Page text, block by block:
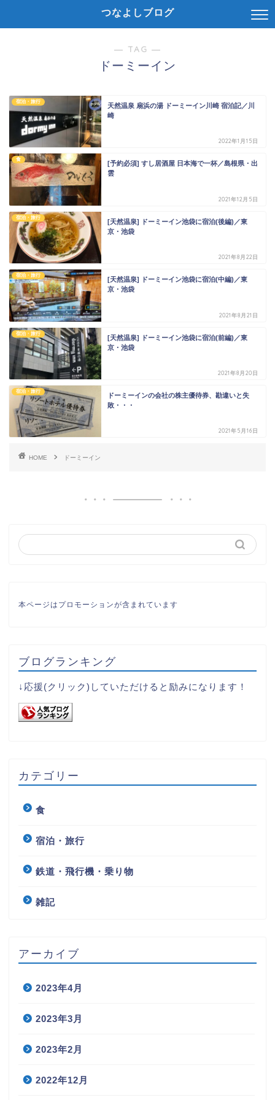
つなよしブログ
― TAG ―
ドーミーイン
宿泊・旅行
天然温泉 扇浜の湯 ドーミーイン川崎 宿泊記／川
崎
2022年1月15日
食
[予約必須] すし居酒屋 日本海で一杯／島根県・出
雲
2021年12月5日
宿泊・旅行
[天然温泉] ドーミーイン池袋に宿泊(後編)／東
京・池袋
2021年8月22日
宿泊・旅行
[天然温泉] ドーミーイン池袋に宿泊(中編)／東
京・池袋
2021年8月21日
宿泊・旅行
[天然温泉] ドーミーイン池袋に宿泊(前編)／東
京・池袋
2021年8月20日
宿泊・旅行
ドーミーインの会社の株主優待券、勘違いと失
敗・・・
2021年5月16日
HOME ドーミーイン
本ページはプロモーションが含まれています
ブログランキング
↓応援(クリック)していただけると励みになります！
カテゴリー
食
宿泊・旅行
鉄道・飛行機・乗り物
雑記
アーカイブ
2023年4月
2023年3月
2023年2月
2022年12月